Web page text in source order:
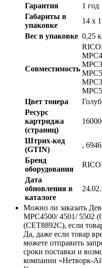
Гарантия
1 год
Габариты в
упаковке
14 x
Вес в упаковке 0,25
Совместимость
Цвет тонера
Ресурс
картриджа
(страниц)
Штрих-код
(GTIN)
,
Бренд
оборудования
Дата
обновления в
каталоге
Можно ли заказать
MPC4500/ 4501/ 5502
(CET8892C), если
Да, даже если товар
можете отправить
сроки поставки и
компании «Нетворк-